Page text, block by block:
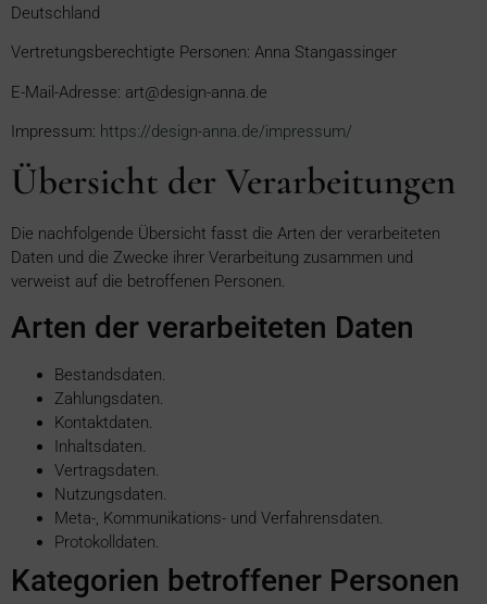
Deutschland
Vertretungsberechtigte Personen: Anna Stangassinger
E-Mail-Adresse: art@design-anna.de
Impressum: https://design-anna.de/impressum/
Übersicht der Verarbeitungen
Die nachfolgende Übersicht fasst die Arten der verarbeiteten
Daten und die Zwecke ihrer Verarbeitung zusammen und
verweist auf die betroffenen Personen.
Arten der verarbeiteten Daten
Bestandsdaten.
Zahlungsdaten.
Kontaktdaten.
Inhaltsdaten.
Vertragsdaten.
Nutzungsdaten.
Meta-, Kommunikations- und Verfahrensdaten.
Protokolldaten.
Kategorien betroffener Personen